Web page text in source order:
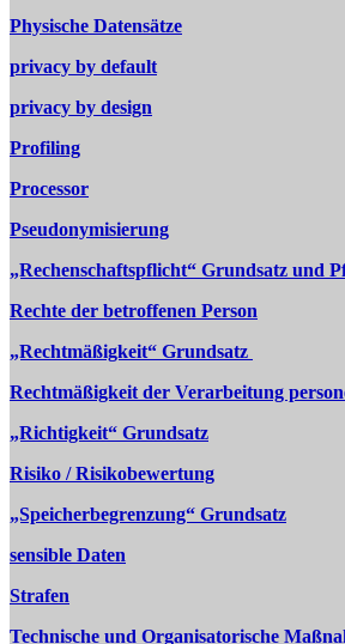
Physische Datensätze
privacy by default
privacy by design
Profiling
Processor
Pseudonymisierung
„Rechenschaftspflicht“ Grundsatz und
Rechte der betroffenen Person
„Rechtmäßigkeit“ Grundsatz
Rechtmäßigkeit der Verarbeitung
„Richtigkeit“ Grundsatz
Risiko / Risikobewertung
„Speicherbegrenzung“ Grundsatz
sensible Daten
Strafen
Technische und Organisatorische